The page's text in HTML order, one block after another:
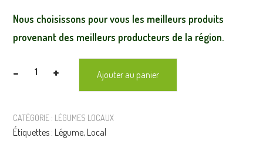
Nous choisissons pour vous les meilleurs produits
provenant des meilleurs producteurs de la région.
-
quantité
CUITE
-
+ Ajouter au panier
CATÉGORIE : LÉGUMES LOCAUX
Étiquettes : Légume, Local